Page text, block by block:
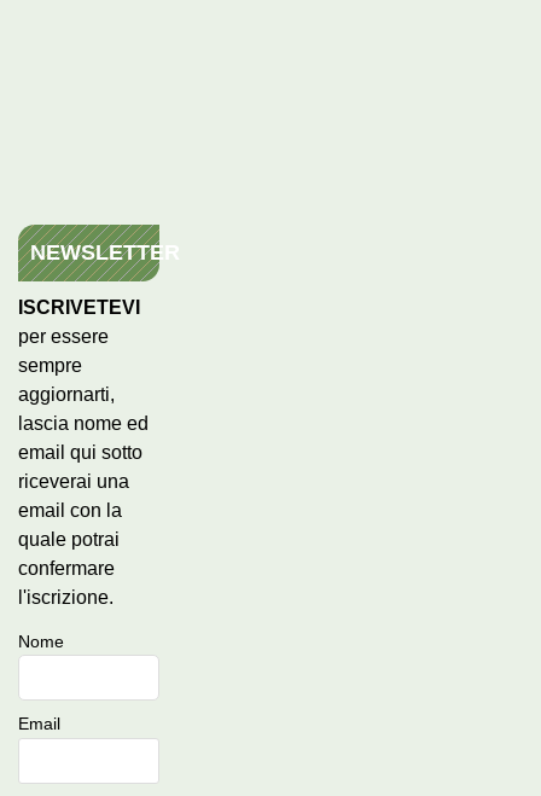
NEWSLETTER
ISCRIVETEVI
per essere
sempre
aggiornarti,
lascia nome ed
email qui sotto
riceverai una
email con la
quale potrai
confermare
l'iscrizione.
Nome
Email